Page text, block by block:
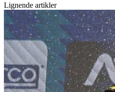
Lignende artikler